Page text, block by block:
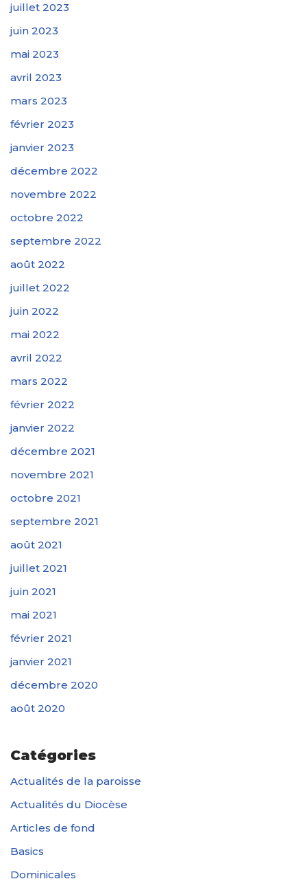
juillet 2023
juin 2023
mai 2023
avril 2023
mars 2023
février 2023
janvier 2023
décembre 2022
novembre 2022
octobre 2022
septembre 2022
août 2022
juillet 2022
juin 2022
mai 2022
avril 2022
mars 2022
février 2022
janvier 2022
décembre 2021
novembre 2021
octobre 2021
septembre 2021
août 2021
juillet 2021
juin 2021
mai 2021
février 2021
janvier 2021
décembre 2020
août 2020
Catégories
Actualités de la paroisse
Actualités du Diocèse
Articles de fond
Basics
Dominicales